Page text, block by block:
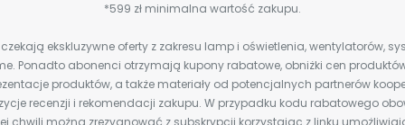
*599 zł minimalna wartość zakupu.
ekskluzywne oferty z zakresu lamp i oświetlenia, wentylatorów,
Ponadto abonenci otrzymają kupony rabatowe, obniżki cen
produktów, a także materiały od potencjalnych partnerów
recenzji i rekomendacji zakupu. W przypadku kodu rabatowego
chwili można zrezygnować z subskrypcji korzystając z linku